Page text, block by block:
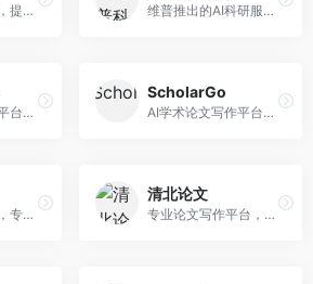
AI论文写作平台，提供无限改稿服务。面向高校学生和学术研究者，支持论文选题、大纲生成、内容撰写、查重修改等全流程服务，改稿次数不限，服务质量有保障。 维普推出的AI科研服务平台，整合学术资源与智能写作。面向科研人员和高校师生，提供文献检索、论文写作、查重检测等一站式服务，学术资源权威可靠。
AI论文写作助手平台，提供智能化的学术写作支持。面向大学生和研究人员，支持多种学科论文生成，提供参考文献管理和格式规范服务，写作效率高。
ScholarGo
AI学术论文写作平台，专注于理工科领域的逻辑构建。面向理工科研究生和科研工作者，提供公式编辑、数据分析、论文结构优化等服务，理工科写作逻辑严谨。
AI科研写作平台，专注于学术研究辅助。面向研究生和科研工作者，提供文献分析、研究方法指导、论文撰写等服务，学术资源丰富，研究支持全面。
清北论文
专业论文写作平台，依托高校学术资源。面向本科生和研究生，提供论文指导、写作辅助、查重检测等服务，学术规范性强，适合追求高质量论文的用户。